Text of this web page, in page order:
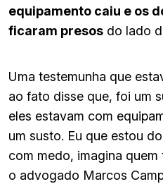
equipamento caiu e os
ficaram presos do lado
Uma testemunha que
ao fato disse que, foi um
eles estavam com
um susto. Eu que estou
com medo, imagina
o advogado Marcos